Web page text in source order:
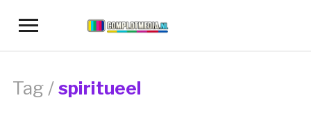
Toggle
navigation
Tag /spiritueel